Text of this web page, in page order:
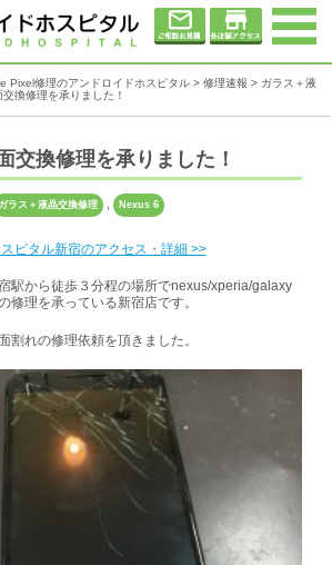
Pixel修理のアンドロイドホスピタル > 修理速報 > ガラス＋液
換修理を承りました！
交換修理を承りました！
ガラス＋液晶交換修理 , Nexus 6
ピタル新宿のアクセス・詳細 >>
駅から徒歩３分程の場所でnexus/xperia/galaxy
修理を承っている新宿店です。
割れの修理依頼を頂きました。